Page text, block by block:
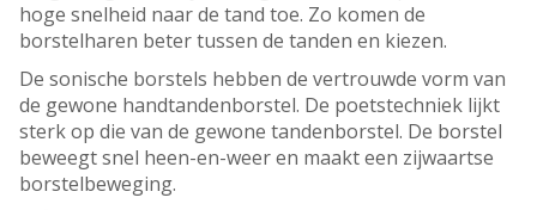
hoge snelheid naar de tand toe. Zo komen de
borstelharen beter tussen de tanden en kiezen.
De sonische borstels hebben de vertrouwde vorm van
de gewone handtandenborstel. De poetstechniek lijkt
sterk op die van de gewone tandenborstel. De borstel
beweegt snel heen-en-weer en maakt een zijwaartse
borstelbeweging.